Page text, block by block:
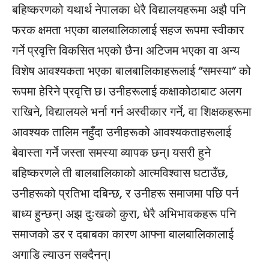
बहिष्करणको यथार्थ नेपालका धेरै विद्यालयहरूमा अझै पनि
फरक क्षमता भएका बालबालिकालाई सहज रूपमा स्वीकार
गर्ने प्रवृत्ति विकसित भएको छैन। अटिजम भएका वा अन्य
विशेष आवश्यकता भएका बालबालिकाहरूलाई “समस्या” को
रूपमा हेरिने प्रवृत्ति छ। उनीहरूलाई कक्षाकोठाबाट अलग
राखिने, विद्यालयले भर्ना गर्न अस्वीकार गर्ने, वा शिक्षकहरूमा
आवश्यक तालिम नहुँदा उनीहरूको आवश्यकताहरूलाई
बेवास्ता गर्ने जस्ता समस्या व्यापक छन्। यसरी हुने
बहिष्करणले ती बालबालिकाको आत्मविश्वास घटाउँछ,
उनीहरूको प्रतिभा दबिन्छ, र उनीहरू समाजमा पछि पर्न
बाध्य हुन्छन्। अझ दुःखको कुरा, धेरै अभिभावकहरू पनि
समाजको डर र दबाबका कारण आफ्ना बालबालिकालाई
अगाडि ल्याउन सक्दैनन्।